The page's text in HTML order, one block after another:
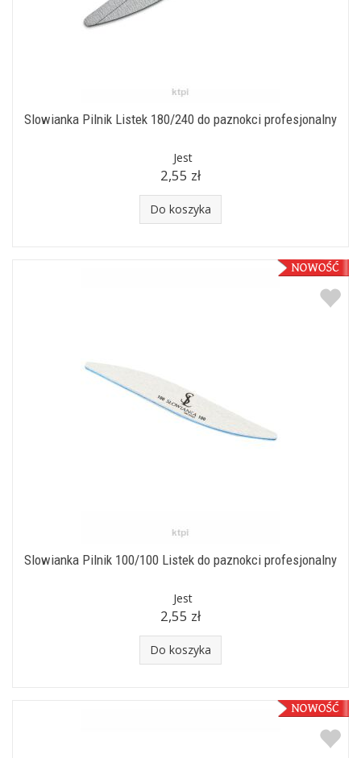
Slowianka Pilnik Listek 180/240 do paznokci profesjonalny
Jest
2,55 zł
Do koszyka
Slowianka Pilnik 100/100 Listek do paznokci profesjonalny
Jest
2,55 zł
Do koszyka